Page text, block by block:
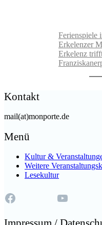
Ferienspiele
Erkelenzer
Erkelenz
Kontakt
mail(at)monporte.de
Menü
Kultur &
Weitere
Lesekultur
Facebook YouTube